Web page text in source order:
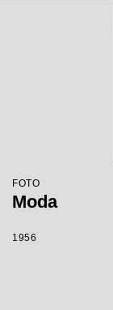
FOTO
Moda
1956